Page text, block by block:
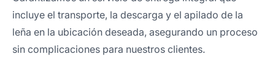
incluye el transporte, la descarga y el apilado de la
leña en la ubicación deseada, asegurando un proceso
sin complicaciones para nuestros clientes.